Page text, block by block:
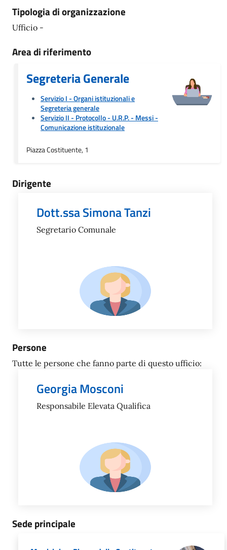
Tipologia di organizzazione
Ufficio -
Area di riferimento
Segreteria Generale
Servizio I - Organi istituzionali e
Segreteria generale
Servizio II - Protocollo - U.R.P. - Messi-
Comunicazione istituzionale
Piazza Costituente, 1
Dirigente
Dott.ssa Simona Tanzi
Segretario Comunale
Persone
Tutte le persone che fanno parte di questo ufficio:
Georgia Mosconi
Responsabile Elevata Qualifica
Sede principale